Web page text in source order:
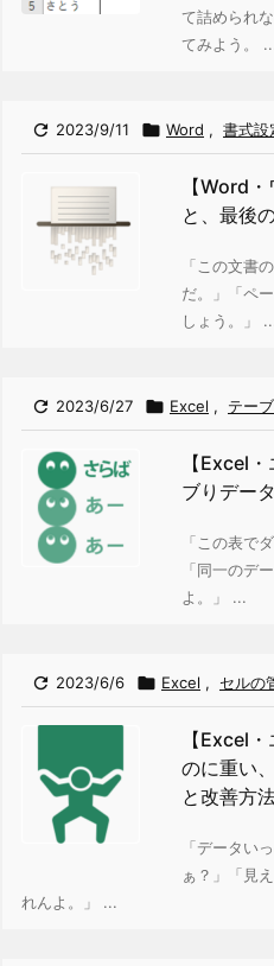
て詰められな
てみよう。
 2023/9/11  Word , 書式設
【Word
と、最後
「この文書
だ。」
「ペ
しょう。」
 2023/6/27  Excel , テー
【Excel
ブりデー
「この表で
「同一のデ
よ。」 ...
 2023/6/6  Excel , セルの
【Excel
のに重い
と改善方
「データい
ぁ？」
「見
れんよ。」 ...